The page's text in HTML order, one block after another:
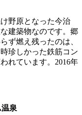
野原となった今治
建築物なのです。郷
ず燃え残ったのは、
珍しかった鉄筋コン
れています。2016年
泉